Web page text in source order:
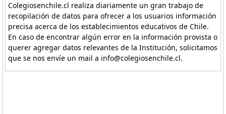
Colegiosenchile.cl realiza diariamente un gran trabajo de
recopilación de datos para ofrecer a los usuarios información
precisa acerca de los establecimientos educativos de Chile.
En caso de encontrar algún error en la información provista o
querer agregar datos relevantes de la Institución, solicitamos
que se nos envíe un mail a info@colegiosenchile.cl.